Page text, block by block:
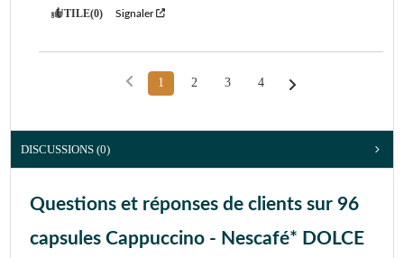
UTILE(0) Signaler
1 2 3 4
DISCUSSIONS (0)
Questions et réponses de clients sur 96
capsules Cappuccino - Nescafé* DOLCE